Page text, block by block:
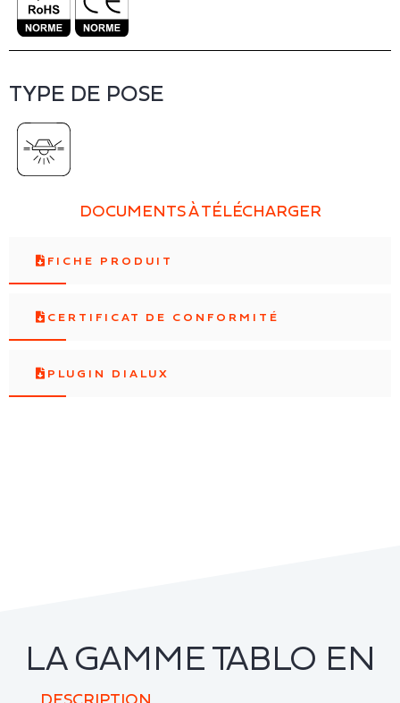
TYPE DE POSE
DOCUMENTS À TÉLÉCHARGER
FICHE PRODUIT
CERTIFICAT DE CONFORMITÉ
PLUGIN DIALUX
LA GAMME TABLO EN
DESCRIPTION